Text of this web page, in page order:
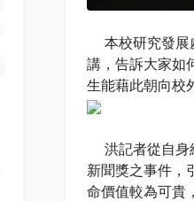
本校研究發展
講，告訴大家如
生能藉此朝向校
洪記者從自身
新聞獎之事件，
命價值較為可貴